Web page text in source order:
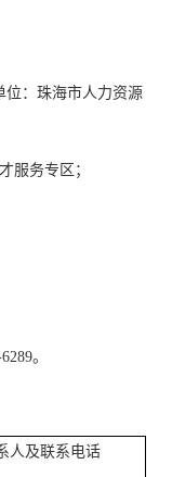
位：珠海市人力资源
服务专区；
。
人及联系电话